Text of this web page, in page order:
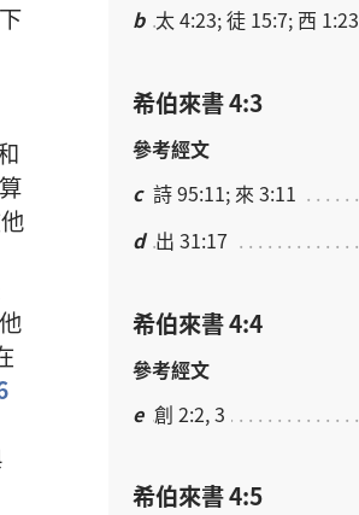
下
他
他
b 太 4:23; 徒 15:7; 西 1:23
希伯來書 4:3
參考經文
c 詩 95:11; 來 3:11
d 出 31:17
希伯來書 4:4
參考經文
e 創 2:2, 3
希伯來書 4:5